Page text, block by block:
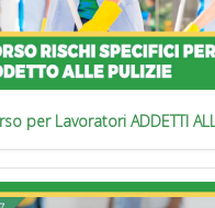
per Lavoratori ADDETTI